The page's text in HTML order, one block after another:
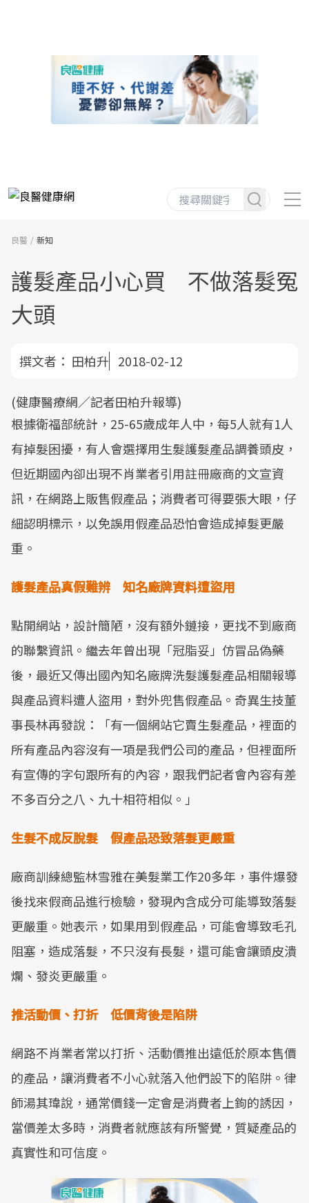
良醫 新知
護髮產品小心買 不做落髮冤
大頭
撰文者： 田柏升 2018-02-12
(健康醫療網／記者田柏升報導)
根據衛福部統計，25-65歲成年人中，每5人就有1人
有掉髮困擾，有人會選擇用生髮護髮產品調養頭皮，
但近期國內卻出現不肖業者引用註冊廠商的文宣資
訊，在網路上販售假產品；消費者可得要張大眼，仔
細認明標示，以免誤用假產品恐怕會造成掉髮更嚴
重。
護髮產品真假難辨 知名廠牌資料遭盜用
點開網站，設計簡陋，沒有額外鏈接，更找不到廠商
的聯繫資訊。繼去年曾出現「冠脂妥」仿冒品偽藥
後，最近又傳出國內知名廠牌洗髮護髮產品相關報導
與產品資料遭人盜用，對外兜售假產品。奇異生技董
事長林再發說：「有一個網站它賣生髮產品，裡面的
所有產品內容沒有一項是我們公司的產品，但裡面所
有宣傳的字句跟所有的內容，跟我們記者會內容有差
不多百分之八、九十相符相似。」
生髮不成反脫髮 假產品恐致落髮更嚴重
廠商訓練總監林雪雅在美髮業工作20多年，事件爆發
後找來假商品進行檢驗，發現內含成分可能導致落髮
更嚴重。她表示，如果用到假產品，可能會導致毛孔
阻塞，造成落髮，不只沒有長髮，還可能會讓頭皮潰
爛、發炎更嚴重。
推活動價、打折 低價背後是陷阱
網路不肖業者常以打折、活動價推出遠低於原本售價
的產品，讓消費者不小心就落入他們設下的陷阱。律
師湯其瑋說，通常價錢一定會是消費者上鉤的誘因，
當價差太多時，消費者就應該有所警覺，質疑產品的
真實性和可信度。